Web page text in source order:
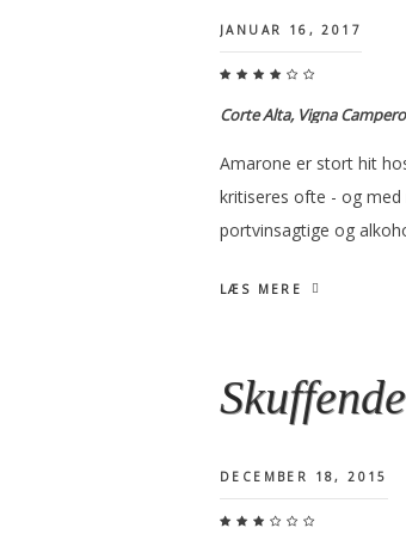
JANUAR 16, 2017
Corte Alta, Vigna
Amarone er stort hit
kritiseres ofte - og
portvinsagtige og
LÆS MERE
DECEMBER 18, 2015